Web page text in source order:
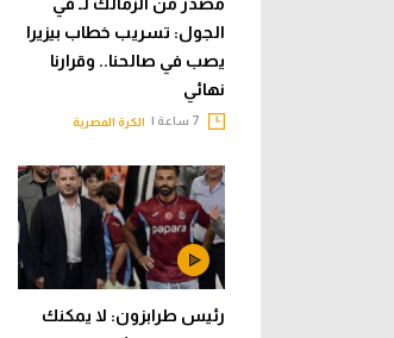
الجول: تسريب خطاب بيزيرا
يصب في صالحنا.. وقرارنا
نهائي
الكرة المصرية
رئيس طرابزون: لا يمكنك